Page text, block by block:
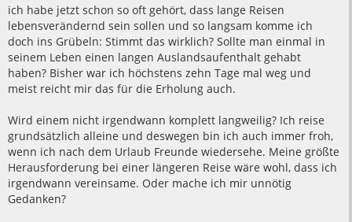
a
g
ich habe jetzt schon so oft gehört, dass lange Reisen
lebensverändernd sein sollen und so langsam komme ich
doch ins Grübeln: Stimmt das wirklich? Sollte man einmal in
seinem Leben einen langen Auslandsaufenthalt gehabt
haben? Bisher war ich höchstens zehn Tage mal weg und
meist reicht mir das für die Erholung auch.
Wird einem nicht irgendwann komplett langweilig? Ich reise
grundsätzlich alleine und deswegen bin ich auch immer froh,
wenn ich nach dem Urlaub Freunde wiedersehe. Meine größte
Herausforderung bei einer längeren Reise wäre wohl, dass ich
irgendwann vereinsame. Oder mache ich mir unnötig
Gedanken?